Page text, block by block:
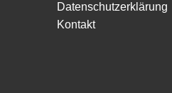
Datenschutzerklärung
Kontakt